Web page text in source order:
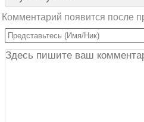
Комментарий появится после